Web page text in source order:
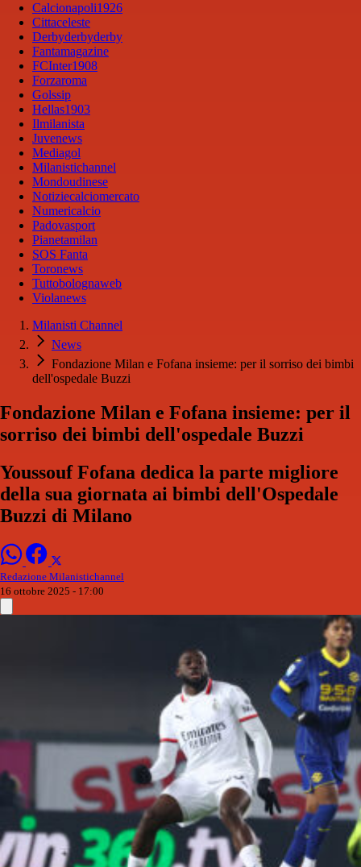
Calcionapoli1926
Cittaceleste
Derbyderbyderby
Fantamagazine
FCInter1908
Forzaroma
Golssip
Hellas1903
Ilmilanista
Juvenews
Mediagol
Milanistichannel
Mondoudinese
Notiziecalciomercato
Numericalcio
Padovasport
Pianetamilan
SOS Fanta
Toronews
Tuttobolognaweb
Violanews
Milanisti Channel
News
Fondazione Milan e Fofana insieme: per il sorriso dei bimbi
dell'ospedale Buzzi
Fondazione Milan e Fofana insieme: per il
sorriso dei bimbi dell'ospedale Buzzi
Youssouf Fofana dedica la parte migliore
della sua giornata ai bimbi dell'Ospedale
Buzzi di Milano
Redazione Milanistichannel
16 ottobre 2025 - 17:00